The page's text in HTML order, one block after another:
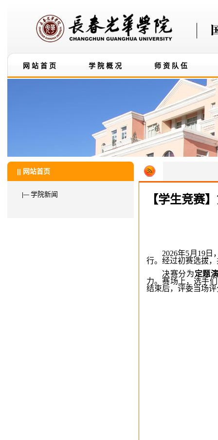
网站首页 学院概况 师资队伍
|| 网站首页
|— 学院新闻 【学生竞赛
2026年5月19
行。经过初赛选拔
决赛分为定题
力。赛场上，选手
结束后，评委当场